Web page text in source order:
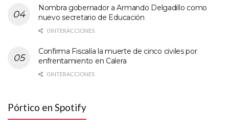
Nombra gobernador a Armando Delgadillo como
nuevo secretario de Educación
0 INTERACCIONES
Confirma Fiscalía la muerte de cinco civiles por
enfrentamiento en Calera
0 INTERACCIONES
Pórtico en Spotify